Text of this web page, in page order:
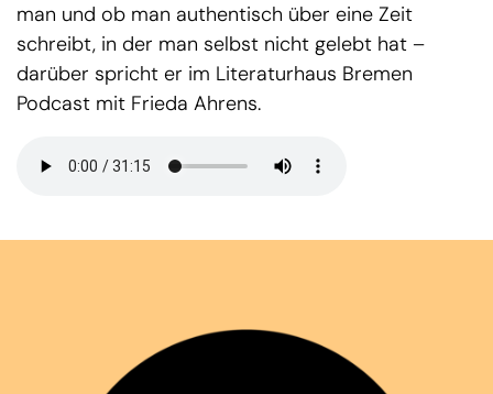
man und ob man authentisch über eine Zeit
schreibt, in der man selbst nicht gelebt hat –
darüber spricht er im Literaturhaus Bremen
Podcast mit Frieda Ahrens.